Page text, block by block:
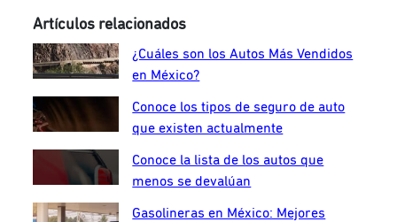
Artículos relacionados
¿Cuáles son los Autos Más Vendidos
en México?
Conoce los tipos de seguro de auto
que existen actualmente
Conoce la lista de los autos que
menos se devalúan
Gasolineras en México: Mejores